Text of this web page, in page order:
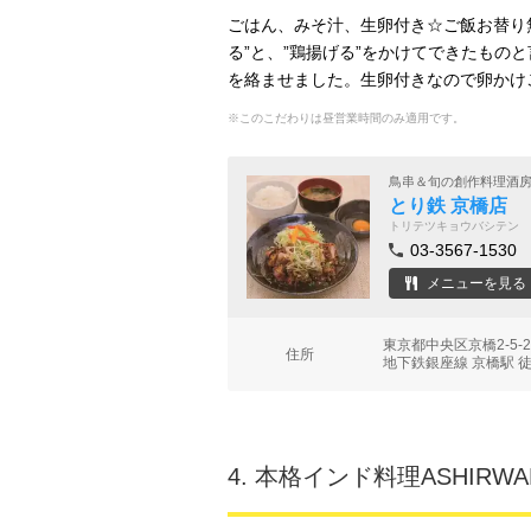
ごはん、みそ汁、生卵付き☆ご飯お替
る”と、”鶏揚げる”をかけてできたもの
を絡ませました。生卵付きなので卵か
※このこだわりは昼営業時間のみ適用です。
鳥串＆旬の創作料理酒房
とり鉄 京橋店
トリテツキョウバシテン
03-3567-1530
メニューを見る
住所
東京都中央区京橋2-
地下鉄銀座線 京橋駅
4. 本格インド料理